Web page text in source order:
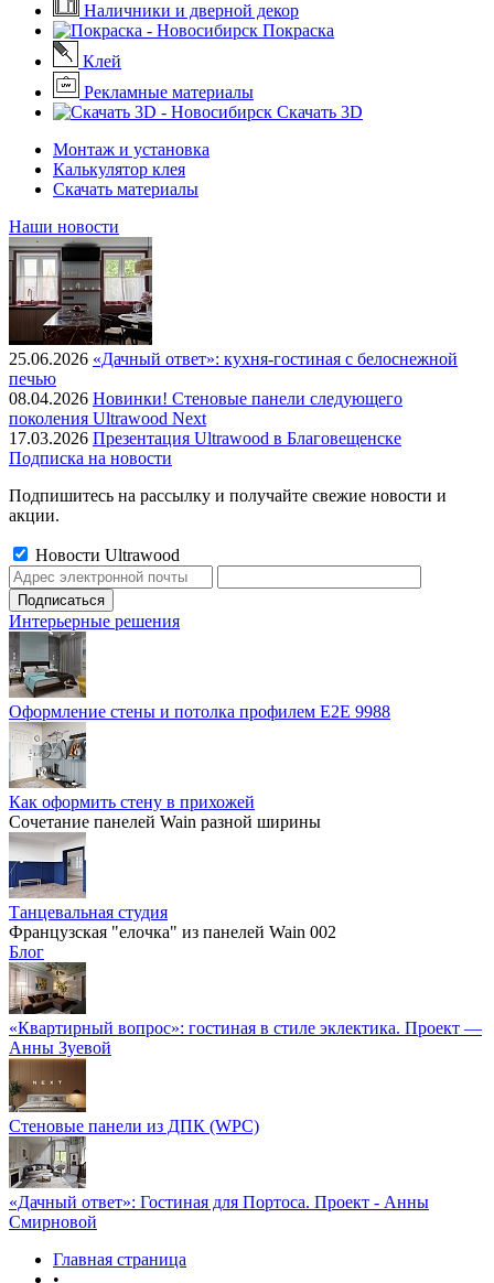
Наличники и дверной декор
Покраска
Клей
Рекламные материалы
Скачать 3D
Монтаж и установка
Калькулятор клея
Скачать материалы
Наши новости
25.06.2026 «Дачный ответ»: кухня-гостиная с белоснежной
печью
08.04.2026 Новинки! Стеновые панели следующего
поколения Ultrawood Next
17.03.2026 Презентация Ultrawood в Благовещенске
Подписка на новости
Подпишитесь на рассылку и получайте свежие новости и
акции.
Новости Ultrawood
Интерьерные решения
Оформление стены и потолка профилем E2E 9988
Как оформить стену в прихожей
Сочетание панелей Wain разной ширины
Танцевальная студия
Французская "елочка" из панелей Wain 002
Блог
«Квартирный вопрос»: гостиная в стиле эклектика. Проект —
Анны Зуевой
Стеновые панели из ДПК (WPC)
«Дачный ответ»: Гостиная для Портоса. Проект - Анны
Смирновой
Главная страница
•